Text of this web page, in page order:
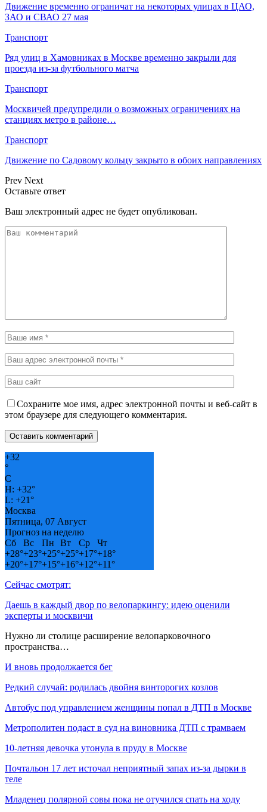
Движение временно ограничат на некоторых улицах в ЦАО,
ЗАО и СВАО 27 мая
Транспорт
Ряд улиц в Хамовниках в Москве временно закрыли для
проезда из-за футбольного матча
Транспорт
Москвичей предупредили о возможных ограничениях на
станциях метро в районе…
Транспорт
Движение по Садовому кольцу закрыто в обоих направлениях
Prev Next
Оставьте ответ
Ваш электронный адрес не будет опубликован.
Сохраните мое имя, адрес электронной почты и веб-сайт в
этом браузере для следующего комментария.
+32
°
C
H: +32°
L: +21°
Москва
Пятница, 07 Август
Прогноз на неделю
Сб
Вс Пн Вт Ср
Чт
+28°+23°+25°+25°+17°+18°
+20°+17°+15°+16°+12°+11°
Сейчас смотрят:
Даешь в каждый двор по велопаркингу: идею оценили
эксперты и москвичи
Нужно ли столице расширение велопарковочного
пространства…
И вновь продолжается бег
Редкий случай: родилась двойня винторогих козлов
Автобус под управлением женщины попал в ДТП в Москве
Метрополитен подаст в суд на виновника ДТП с трамваем
10-летняя девочка утонула в пруду в Москве
Почтальон 17 лет источал неприятный запах из-за дырки в
теле
Младенец полярной совы пока не отучился спать на ходу